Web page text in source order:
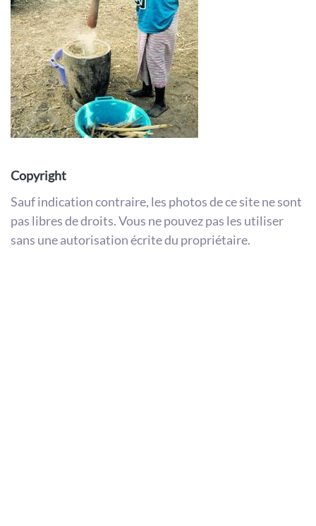
Copyright
Sauf indication contraire, les photos de ce site ne sont
pas libres de droits. Vous ne pouvez pas les utiliser
sans une autorisation écrite du propriétaire.